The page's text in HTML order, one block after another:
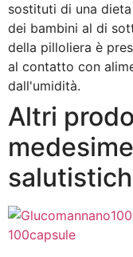
sostituti di una
dei bambini al di
della pilloliera è
al contatto con
dall'umidità.
Altri